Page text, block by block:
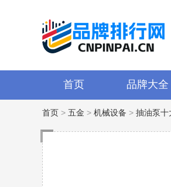
首页 品牌大全
首页 > 五金 > 机械设备 > 抽油泵十